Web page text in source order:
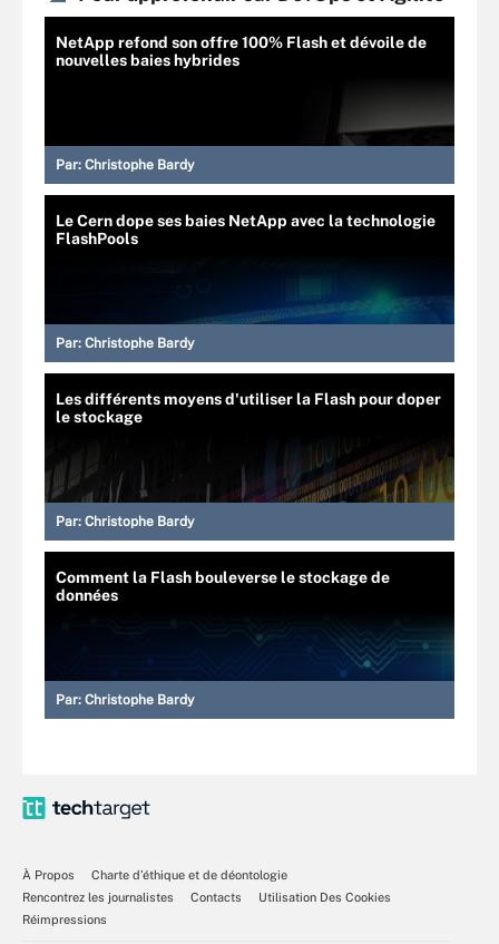
NetApp refond son offre 100% Flash et dévoile de
nouvelles baies hybrides
Par: Christophe Bardy
Le Cern dope ses baies NetApp avec la technologie
FlashPools
Par: Christophe Bardy
Les différents moyens d'utiliser la Flash pour doper
le stockage
Par: Christophe Bardy
Comment la Flash bouleverse le stockage de
données
Par: Christophe Bardy
À Propos
Charte d’éthique et de déontologie
Rencontrez les journalistes
Contacts
Utilisation Des Cookies
Réimpressions